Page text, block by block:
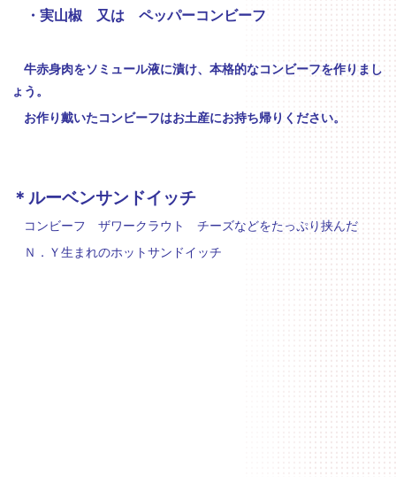
・実山椒 又は ペッパーコンビーフ
牛赤身肉をソミュール液に漬け、本格的なコンビーフを作りまし
ょう。
お作り戴いたコンビーフはお土産にお持ち帰りください。
＊ルーベンサンドイッチ
コンビーフ ザワークラウト チーズなどをたっぷり挟んだ
Ｎ．Ｙ生まれのホットサンドイッチ